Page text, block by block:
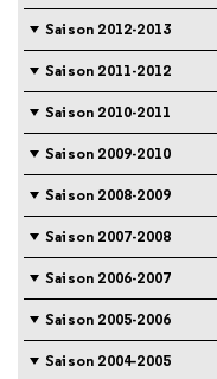
Saison 2012-2013
Saison 2011-2012
Saison 2010-2011
Saison 2009-2010
Saison 2008-2009
Saison 2007-2008
Saison 2006-2007
Saison 2005-2006
Saison 2004-2005